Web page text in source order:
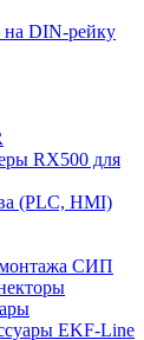
на DIN-рейку
RX500 для
(PLC, HMI)
монтажа СИП
EKF-Line